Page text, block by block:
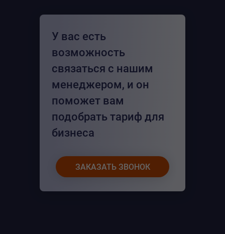
У вас есть
возможность
связаться с нашим
менеджером, и он
поможет вам
подобрать тариф для
бизнеса
ЗАКАЗАТЬ ЗВОНОК